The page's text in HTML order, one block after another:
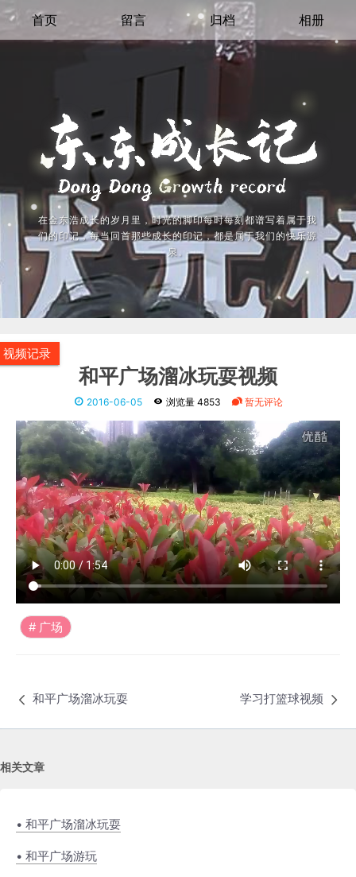
首页 留言 归档 相册
在金东浩成长的岁月里，时光的脚印每时每刻都谱写着属于我
们的印记，每当回首那些成长的印记，都是属于我们的快乐源
泉。
视频记录
和平广场溜冰玩耍视频
2016-06-05 浏览量 4853 暂无评论
广场
和平广场溜冰玩耍 学习打篮球视频
相关文章
• 和平广场溜冰玩耍
• 和平广场游玩